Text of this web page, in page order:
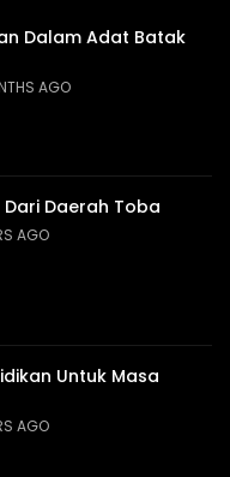
Dalam Adat Batak
AGO
Daerah Toba
AGO
Untuk Masa
AGO